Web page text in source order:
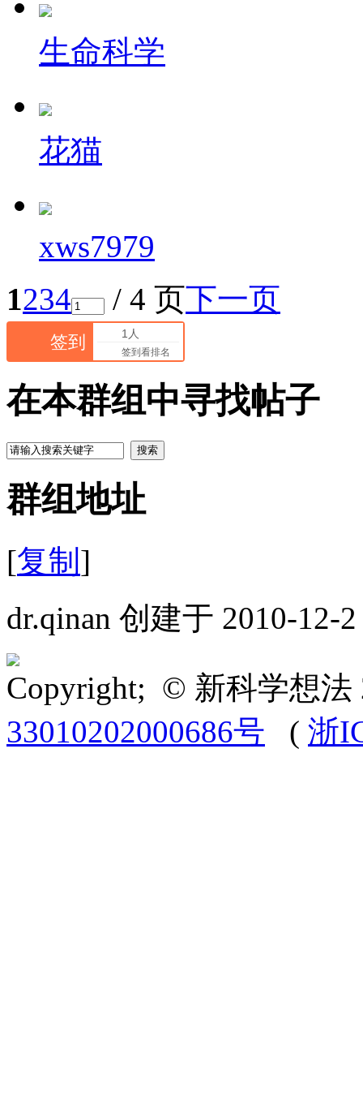
生命科学
花猫
xws7979
1234 / 4 页下一页
签到 1人
签到看排名
在本群组中寻找帖子
搜索
群组地址
[复制 ]
dr.qinan 创建于 2010-12-2
Copyright; © 新科学想
33010202000686号 ( 浙